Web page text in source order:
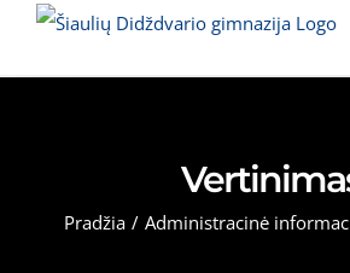
Pradžia / Administracinė